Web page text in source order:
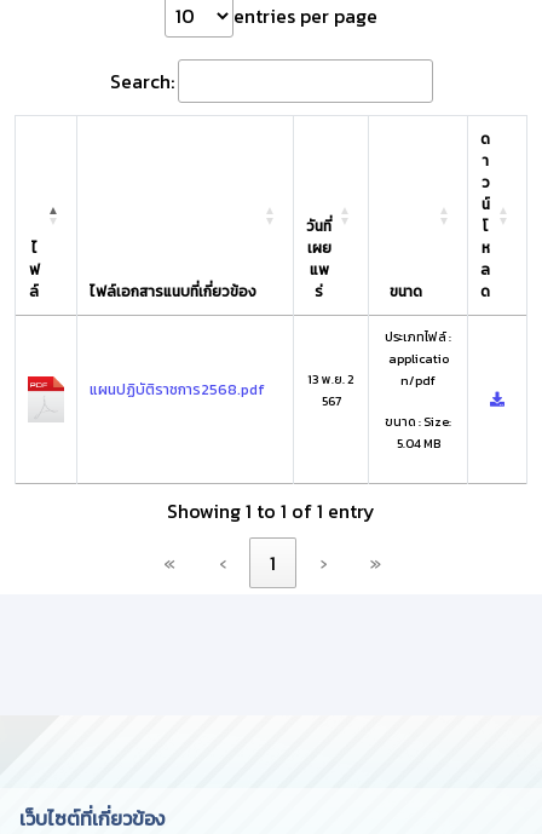
entries per page
Search:
ไ
ฟ
ล์
ไฟล์เอกสารแนบที่เกี่ยวข้อง
วันที่
เผย
แพ
ร่
ขนาด
ด
า
ว
น์
โ
ห
ล
ด
แผนปฏิบัติราชการ2568.pdf
13 พ.ย. 2
567
ประเภทไฟล์ :
applicatio
n/pdf
ขนาด : Size:
5.04 MB
Showing 1 to 1 of 1 entry
«
‹ 1 › »
เว็บไซต์ที่เกี่ยวข้อง